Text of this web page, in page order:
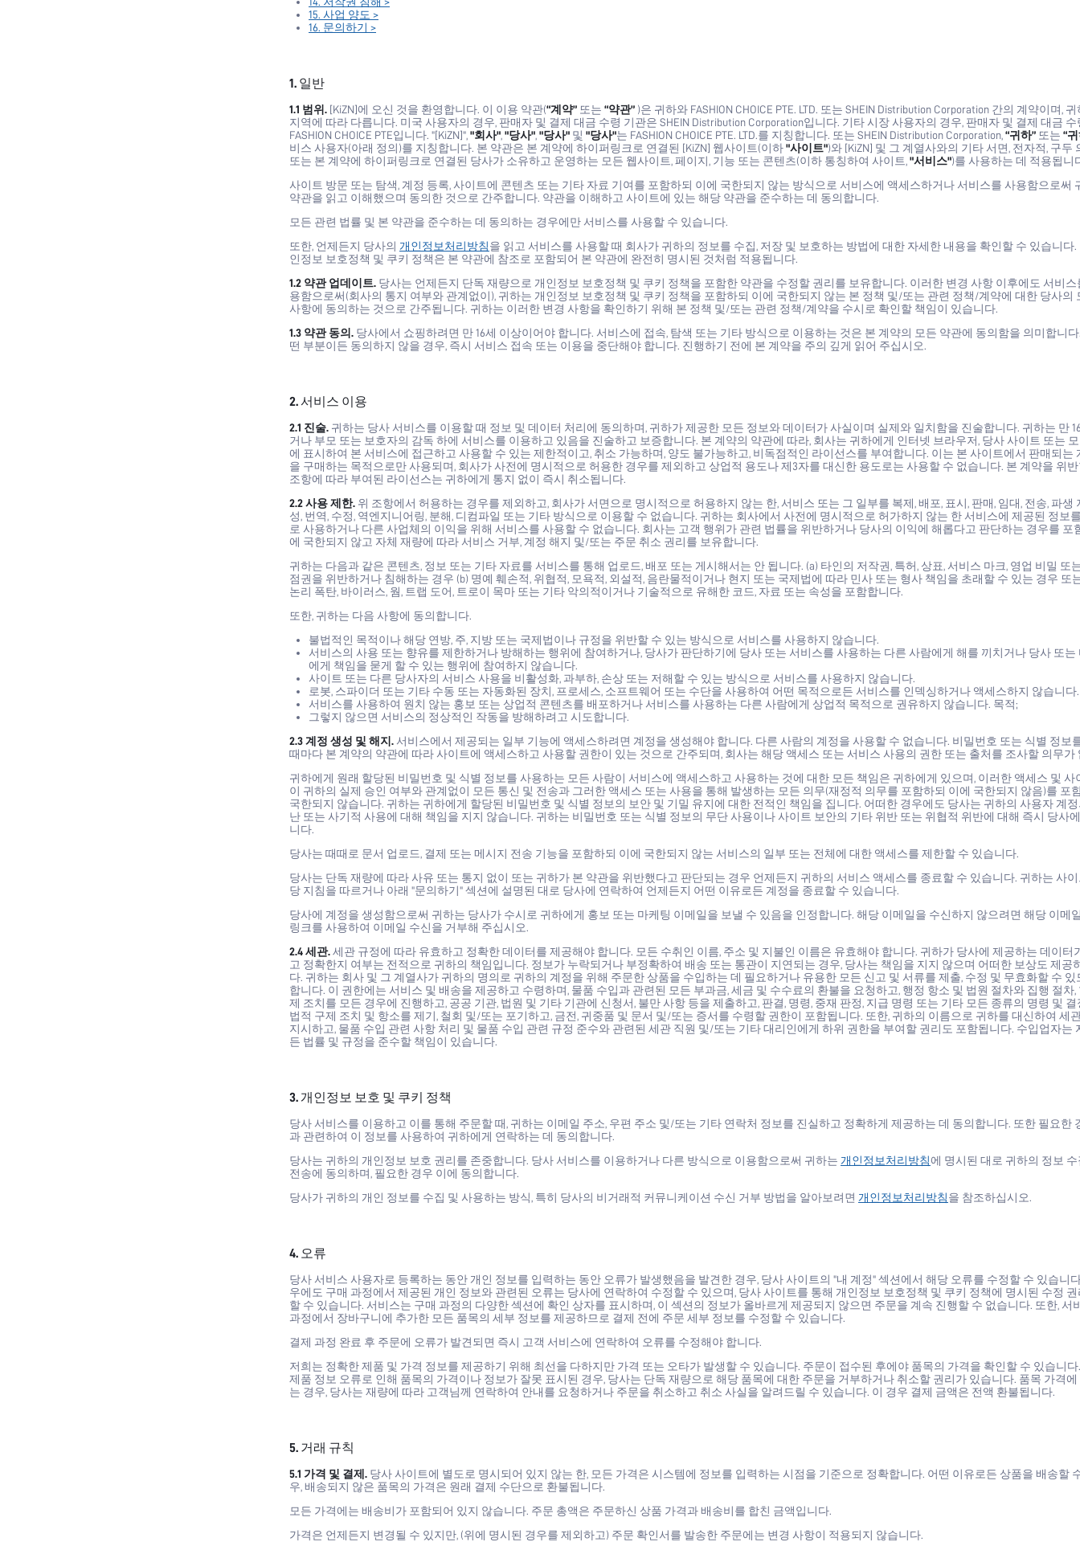
15. 사업 양도 >
16. 문의하기 >
1. 일반
1.1 범위. [KiZN]에 오신 것을 환영합니다. 이 이용 약관(“계약” 또는 “약관” )은 귀하와 FASHION CHOICE PTE. LTD. 또는 SHEIN Distribution Corporation 간의 계약이며,
지역에 따라 다릅니다. 미국 사용자의 경우, 판매자 및 결제 대금 수령 기관은 SHEIN Distribution Corporation입니다. 기타 시장 사용자의 경우, 판매자 및 결제 대금
FASHION CHOICE PTE입니다. "[KiZN]","회사","당사","당사" 및 "당사"는 FASHION CHOICE PTE. LTD.를 지칭합니다. 또는 SHEIN Distribution Corporation,“귀하” 또는 “
비스 사용자(아래 정의)를 지칭합니다. 본 약관은 본 계약에 하이퍼링크로 연결된 [KiZN] 웹사이트(이하"사이트")와 [KiZN] 및 그 계열사와의 기타 서면, 전자적, 구두
또는 본 계약에 하이퍼링크로 연결된 당사가 소유하고 운영하는 모든 웹사이트, 페이지, 기능 또는 콘텐츠(이하 통칭하여 사이트,"서비스")를 사용하는 데 적용됩니
사이트 방문 또는 탐색, 계정 등록, 사이트에 콘텐츠 또는 기타 자료 기여를 포함하되 이에 국한되지 않는 방식으로 서비스에 액세스하거나 서비스를 사용함으로써
약관을 읽고 이해했으며 동의한 것으로 간주합니다. 약관을 이해하고 사이트에 있는 해당 약관을 준수하는 데 동의합니다.
모든 관련 법률 및 본 약관을 준수하는 데 동의하는 경우에만 서비스를 사용할 수 있습니다.
또한, 언제든지 당사의 개인정보처리방침을 읽고 서비스를 사용할 때 회사가 귀하의 정보를 수집, 저장 및 보호하는 방법에 대한 자세한 내용을 확인할 수 있습니다.
인정보 보호정책 및 쿠키 정책은 본 약관에 참조로 포함되어 본 약관에 완전히 명시된 것처럼 적용됩니다.
1.2 약관 업데이트. 당사는 언제든지 단독 재량으로 개인정보 보호정책 및 쿠키 정책을 포함한 약관을 수정할 권리를 보유합니다. 이러한 변경 사항 이후에도 서비스
용함으로써(회사의 통지 여부와 관계없이), 귀하는 개인정보 보호정책 및 쿠키 정책을 포함하되 이에 국한되지 않는 본 정책 및/또는 관련 정책/계약에 대한 당사의
사항에 동의하는 것으로 간주됩니다. 귀하는 이러한 변경 사항을 확인하기 위해 본 정책 및/또는 관련 정책/계약을 수시로 확인할 책임이 있습니다.
1.3 약관 동의. 당사에서 쇼핑하려면 만 16세 이상이어야 합니다. 서비스에 접속, 탐색 또는 기타 방식으로 이용하는 것은 본 계약의 모든 약관에 동의함을 의미합니
떤 부분이든 동의하지 않을 경우, 즉시 서비스 접속 또는 이용을 중단해야 합니다. 진행하기 전에 본 계약을 주의 깊게 읽어 주십시오.
2. 서비스 이용
2.1 진술. 귀하는 당사 서비스를 이용할 때 정보 및 데이터 처리에 동의하며, 귀하가 제공한 모든 정보와 데이터가 사실이며 실제와 일치함을 진술합니다. 귀하는 만
거나 부모 또는 보호자의 감독 하에 서비스를 이용하고 있음을 진술하고 보증합니다. 본 계약의 약관에 따라, 회사는 귀하에게 인터넷 브라우저, 당사 사이트 또는
에 표시하여 본 서비스에 접근하고 사용할 수 있는 제한적이고, 취소 가능하며, 양도 불가능하고, 비독점적인 라이선스를 부여합니다. 이는 본 사이트에서 판매되는
을 구매하는 목적으로만 사용되며, 회사가 사전에 명시적으로 허용한 경우를 제외하고 상업적 용도나 제3자를 대신한 용도로는 사용할 수 없습니다. 본 계약을 위반
조항에 따라 부여된 라이선스는 귀하에게 통지 없이 즉시 취소됩니다.
2.2 사용 제한. 위 조항에서 허용하는 경우를 제외하고, 회사가 서면으로 명시적으로 허용하지 않는 한, 서비스 또는 그 일부를 복제, 배포, 표시, 판매, 임대, 전송, 파생
성, 번역, 수정, 역엔지니어링, 분해, 디컴파일 또는 기타 방식으로 이용할 수 없습니다. 귀하는 회사에서 사전에 명시적으로 허가하지 않는 한 서비스에 제공된 정보
로 사용하거나 다른 사업체의 이익을 위해 서비스를 사용할 수 없습니다. 회사는 고객 행위가 관련 법률을 위반하거나 당사의 이익에 해롭다고 판단하는 경우를 포
에 국한되지 않고 자체 재량에 따라 서비스 거부, 계정 해지 및/또는 주문 취소 권리를 보유합니다.
귀하는 다음과 같은 콘텐츠, 정보 또는 기타 자료를 서비스를 통해 업로드, 배포 또는 게시해서는 안 됩니다. (a) 타인의 저작권, 특허, 상표, 서비스 마크, 영업 비밀 또
점권을 위반하거나 침해하는 경우 (b) 명예 훼손적, 위협적, 모욕적, 외설적, 음란물적이거나 현지 또는 국제법에 따라 민사 또는 형사 책임을 초래할 수 있는 경우 또
논리 폭탄, 바이러스, 웜, 트랩 도어, 트로이 목마 또는 기타 악의적이거나 기술적으로 유해한 코드, 자료 또는 속성을 포함합니다.
또한, 귀하는 다음 사항에 동의합니다.
불법적인 목적이나 해당 연방, 주, 지방 또는 국제법이나 규정을 위반할 수 있는 방식으로 서비스를 사용하지 않습니다.
서비스의 사용 또는 향유를 제한하거나 방해하는 행위에 참여하거나, 당사가 판단하기에 당사 또는 서비스를 사용하는 다른 사람에게 해를 끼치거나 당사 또는
에게 책임을 묻게 할 수 있는 행위에 참여하지 않습니다.
사이트 또는 다른 당사자의 서비스 사용을 비활성화, 과부하, 손상 또는 저해할 수 있는 방식으로 서비스를 사용하지 않습니다.
로봇, 스파이더 또는 기타 수동 또는 자동화된 장치, 프로세스, 소프트웨어 또는 수단을 사용하여 어떤 목적으로든 서비스를 인덱싱하거나 액세스하지 않습니다.
서비스를 사용하여 원치 않는 홍보 또는 상업적 콘텐츠를 배포하거나 서비스를 사용하는 다른 사람에게 상업적 목적으로 권유하지 않습니다. 목적;
그렇지 않으면 서비스의 정상적인 작동을 방해하려고 시도합니다.
2.3 계정 생성 및 해지.서비스에서 제공되는 일부 기능에 액세스하려면 계정을 생성해야 합니다. 다른 사람의 계정을 사용할 수 없습니다. 비밀번호 또는 식별 정보
때마다 본 계약의 약관에 따라 사이트에 액세스하고 사용할 권한이 있는 것으로 간주되며, 회사는 해당 액세스 또는 서비스 사용의 권한 또는 출처를 조사할 의무가
귀하에게 원래 할당된 비밀번호 및 식별 정보를 사용하는 모든 사람이 서비스에 액세스하고 사용하는 것에 대한 모든 책임은 귀하에게 있으며, 이러한 액세스 및 사
이 귀하의 실제 승인 여부와 관계없이 모든 통신 및 전송과 그러한 액세스 또는 사용을 통해 발생하는 모든 의무(재정적 의무를 포함하되 이에 국한되지 않음)를 포
국한되지 않습니다. 귀하는 귀하에게 할당된 비밀번호 및 식별 정보의 보안 및 기밀 유지에 대한 전적인 책임을 집니다. 어떠한 경우에도 당사는 귀하의 사용자 계정
난 또는 사기적 사용에 대해 책임을 지지 않습니다. 귀하는 비밀번호 또는 식별 정보의 무단 사용이나 사이트 보안의 기타 위반 또는 위협적 위반에 대해 즉시 당사
니다.
당사는 때때로 문서 업로드, 결제 또는 메시지 전송 기능을 포함하되 이에 국한되지 않는 서비스의 일부 또는 전체에 대한 액세스를 제한할 수 있습니다.
당사는 단독 재량에 따라 사유 또는 통지 없이 또는 귀하가 본 약관을 위반했다고 판단되는 경우 언제든지 귀하의 서비스 액세스를 종료할 수 있습니다. 귀하는 사
당 지침을 따르거나 아래 "문의하기" 섹션에 설명된 대로 당사에 연락하여 언제든지 어떤 이유로든 계정을 종료할 수 있습니다.
당사에 계정을 생성함으로써 귀하는 당사가 수시로 귀하에게 홍보 또는 마케팅 이메일을 보낼 수 있음을 인정합니다. 해당 이메일을 수신하지 않으려면 해당 이메
링크를 사용하여 이메일 수신을 거부해 주십시오.
2.4 세관.세관 규정에 따라 유효하고 정확한 데이터를 제공해야 합니다. 모든 수취인 이름, 주소 및 지불인 이름은 유효해야 합니다. 귀하가 당사에 제공하는 데이터
고 정확한지 여부는 전적으로 귀하의 책임입니다. 정보가 누락되거나 부정확하여 배송 또는 통관이 지연되는 경우, 당사는 책임을 지지 않으며 어떠한 보상도 제공
다. 귀하는 회사 및 그 계열사가 귀하의 명의로 귀하의 계정을 위해 주문한 상품을 수입하는 데 필요하거나 유용한 모든 신고 및 서류를 제출, 수정 및 무효화할 수 있
합니다. 이 권한에는 서비스 및 배송을 제공하고 수령하며, 물품 수입과 관련된 모든 부과금, 세금 및 수수료의 환불을 요청하고, 행정 항소 및 법원 절차와 집행 절차,
제 조치를 모든 경우에 진행하고, 공공 기관, 법원 및 기타 기관에 신청서, 불만 사항 등을 제출하고, 판결, 명령, 중재 판정, 지급 명령 또는 기타 모든 종류의 명령 및
법적 구제 조치 및 항소를 제기, 철회 및/또는 포기하고, 금전, 귀중품 및 문서 및/또는 증서를 수령할 권한이 포함됩니다. 또한, 귀하의 이름으로 귀하를 대신하여 세
지시하고, 물품 수입 관련 사항 처리 및 물품 수입 관련 규정 준수와 관련된 세관 직원 및/또는 기타 대리인에게 하위 권한을 부여할 권리도 포함됩니다. 수입업자는
든 법률 및 규정을 준수할 책임이 있습니다.
3. 개인정보 보호 및 쿠키 정책
당사 서비스를 이용하고 이를 통해 주문할 때, 귀하는 이메일 주소, 우편 주소 및/또는 기타 연락처 정보를 진실하고 정확하게 제공하는 데 동의합니다. 또한 필요한
과 관련하여 이 정보를 사용하여 귀하에게 연락하는 데 동의합니다.
당사는 귀하의 개인정보 보호 권리를 존중합니다. 당사 서비스를 이용하거나 다른 방식으로 이용함으로써 귀하는 개인정보처리방침에 명시된 대로 귀하의 정보 수
전송에 동의하며, 필요한 경우 이에 동의합니다.
당사가 귀하의 개인 정보를 수집 및 사용하는 방식, 특히 당사의 비거래적 커뮤니케이션 수신 거부 방법을 알아보려면 개인정보처리방침을 참조하십시오.
4. 오류
당사 서비스 사용자로 등록하는 동안 개인 정보를 입력하는 동안 오류가 발생했음을 발견한 경우, 당사 사이트의 "내 계정" 섹션에서 해당 오류를 수정할 수 있습니
우에도 구매 과정에서 제공된 개인 정보와 관련된 오류는 당사에 연락하여 수정할 수 있으며, 당사 사이트를 통해 개인정보 보호정책 및 쿠키 정책에 명시된 수정
할 수 있습니다. 서비스는 구매 과정의 다양한 섹션에 확인 상자를 표시하며, 이 섹션의 정보가 올바르게 제공되지 않으면 주문을 계속 진행할 수 없습니다. 또한, 서
과정에서 장바구니에 추가한 모든 품목의 세부 정보를 제공하므로 결제 전에 주문 세부 정보를 수정할 수 있습니다.
결제 과정 완료 후 주문에 오류가 발견되면 즉시 고객 서비스에 연락하여 오류를 수정해야 합니다.
저희는 정확한 제품 및 가격 정보를 제공하기 위해 최선을 다하지만 가격 또는 오타가 발생할 수 있습니다. 주문이 접수된 후에야 품목의 가격을 확인할 수 있습니
제품 정보 오류로 인해 품목의 가격이나 정보가 잘못 표시된 경우, 당사는 단독 재량으로 해당 품목에 대한 주문을 거부하거나 취소할 권리가 있습니다. 품목 가격
는 경우, 당사는 재량에 따라 고객님께 연락하여 안내를 요청하거나 주문을 취소하고 취소 사실을 알려드릴 수 있습니다. 이 경우 결제 금액은 전액 환불됩니다.
5. 거래 규칙
5.1 가격 및 결제. 당사 사이트에 별도로 명시되어 있지 않는 한, 모든 가격은 시스템에 정보를 입력하는 시점을 기준으로 정확합니다. 어떤 이유로든 상품을 배송할
우, 배송되지 않은 품목의 가격은 원래 결제 수단으로 환불됩니다.
모든 가격에는 배송비가 포함되어 있지 않습니다. 주문 총액은 주문하신 상품 가격과 배송비를 합친 금액입니다.
가격은 언제든지 변경될 수 있지만, (위에 명시된 경우를 제외하고) 주문 확인서를 발송한 주문에는 변경 사항이 적용되지 않습니다.